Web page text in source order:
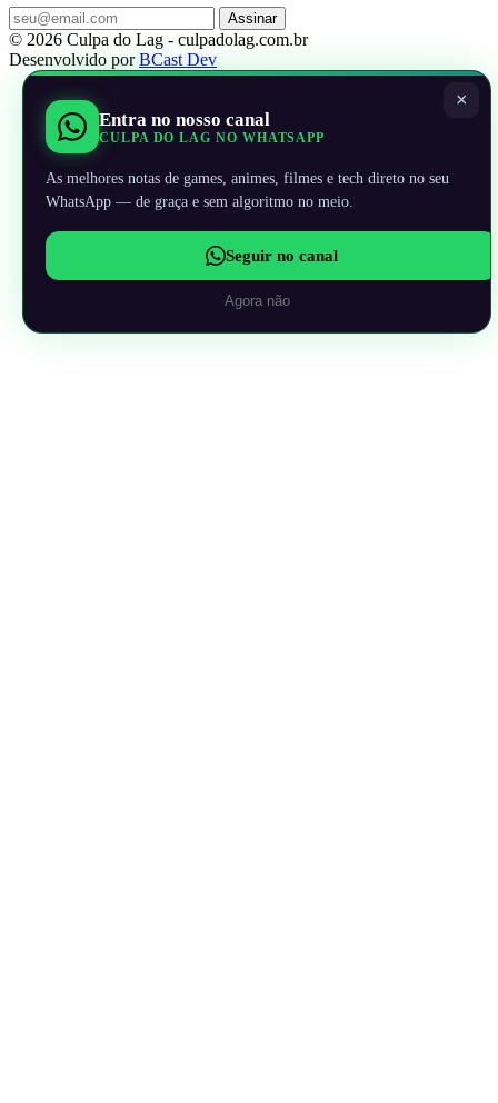
Assinar
© 2026 Culpa do Lag - culpadolag.com.br
Desenvolvido porBCast Dev
×
Entra no nosso canal
CULPA DO LAG NO WHATSAPP
As melhores notas de games, animes, filmes e tech direto no seu
WhatsApp — de graça e sem algoritmo no meio.
Seguir no canal
Agora não